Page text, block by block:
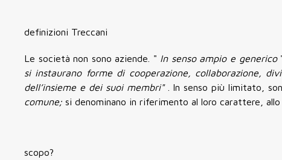
definizioni Treccani
Le società non sono aziende. " In senso ampio e generico
si instaurano forme di cooperazione, collaborazione,
dell’insieme e dei suoi membri"
. In senso più limitato,
comune; si denominano in riferimento al loro carattere,
scopo?